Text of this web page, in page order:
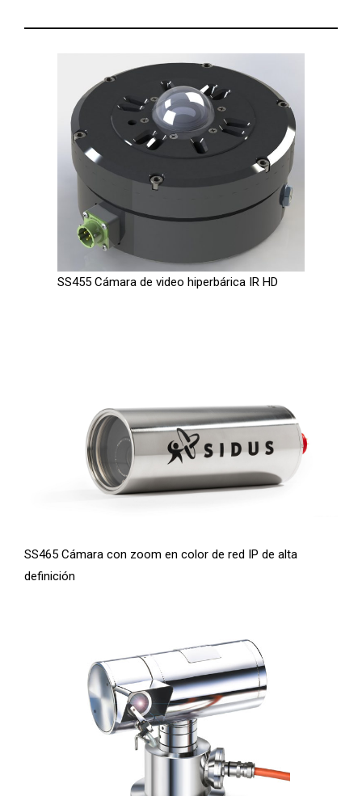
SS455 Cámara de video hiperbárica IR HD
SS465 Cámara con zoom en color de red IP de alta
definición